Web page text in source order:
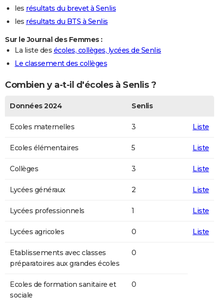
les résultats du brevet à Senlis
les résultats du BTS à Senlis
Sur le Journal des Femmes :
La liste des écoles, collèges, lycées de Senlis
Le classement des collèges
Combien y a-t-il d'écoles à Senlis ?
Données 2024 Senlis
Ecoles maternelles 3 Liste
Ecoles élémentaires 5 Liste
Collèges 3 Liste
Lycées généraux 2 Liste
Lycées professionnels 1 Liste
Lycées agricoles 0 Liste
Etablissements avec classes
préparatoires aux grandes écoles
0
Ecoles de formation sanitaire et
sociale
0